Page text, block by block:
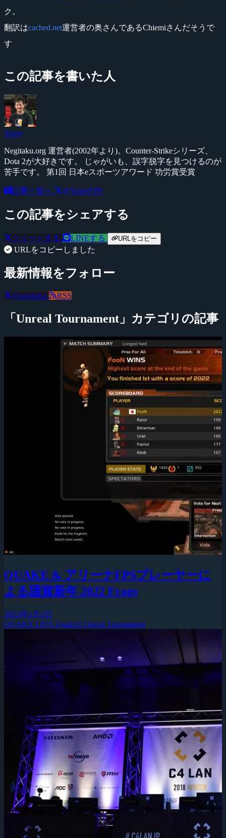
ク。
翻訳はcached.net運営者の奥さんであるChiemiさんだそうで
す
この記事を書いた人
Yossy
Negitaku.org 運営者(2002年より)。Counter-Strikeシリーズ、
Dota 2が大好きです。 じゃがいも、誤字脱字を見つけるのが
苦手です。 第1回 日本eスポーツアワード 功労賞受賞
記事一覧へ @YossyFPS
この記事をシェアする
ツイートする LINEする URLをコピー
URLをコピーしました
最新情報をフォロー
@negitaku RSS
「Unreal Tournament」カテゴリの記事
QUAKE & アリーナFPSプレーヤーに
よる謹賀新年 2022 Frags
2022年1月1日
QUAKE LIVE Quake3 Unreal Tournament